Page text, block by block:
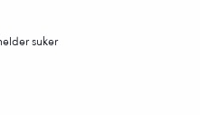
suker